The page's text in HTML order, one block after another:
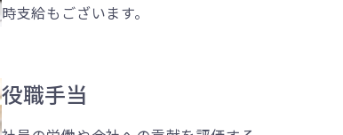
時支給もございます。
役職手当